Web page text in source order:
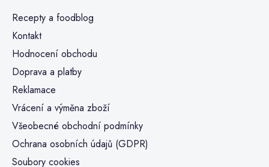
Recepty a foodblog
Kontakt
Hodnocení obchodu
Doprava a platby
Reklamace
Vrácení a výměna zboží
Všeobecné obchodní podmínky
Ochrana osobních údajů (GDPR)
Soubory cookies